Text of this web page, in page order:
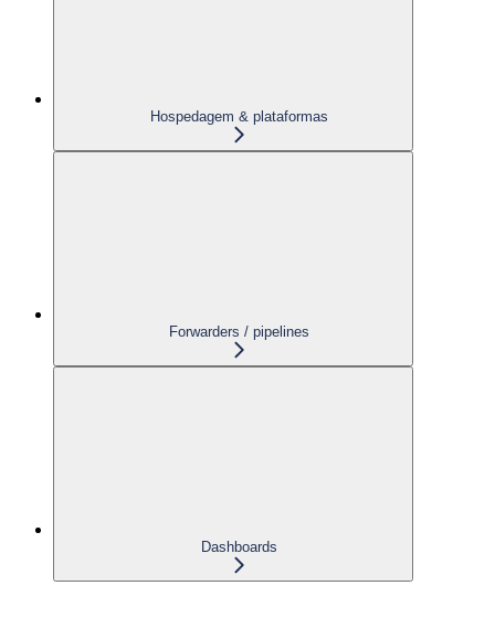
Hospedagem & plataformas
Forwarders / pipelines
Dashboards